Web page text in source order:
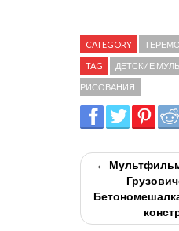
CATEGORY
TAG ДЕТСКИЕ
РИСОВАНИЯ
←